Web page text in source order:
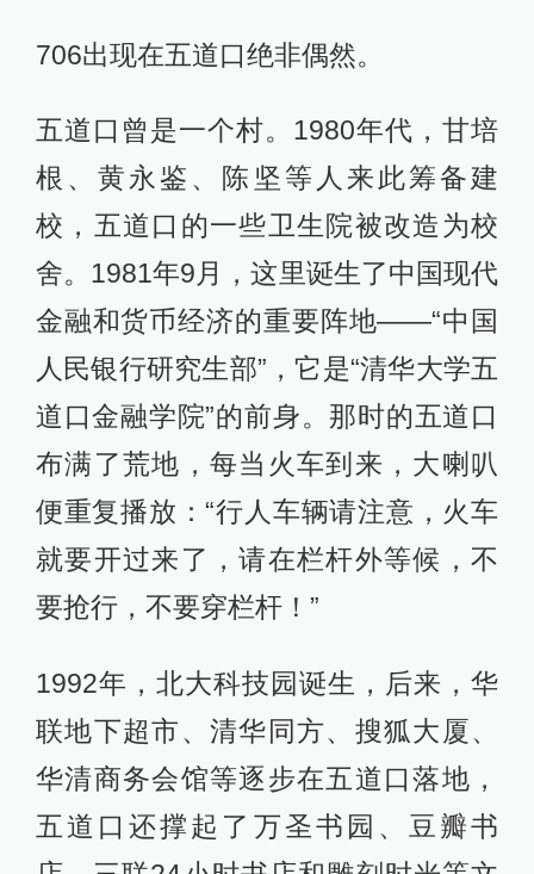
706出现在五道口绝非偶然。
五道口曾是一个村。1980年代，甘培
根、黄永鉴、陈坚等人来此筹备建
校，五道口的一些卫生院被改造为校
舍。1981年9月，这里诞生了中国现代
金融和货币经济的重要阵地——“中国
人民银行研究生部”，它是“清华大学五
道口金融学院”的前身。那时的五道口
布满了荒地，每当火车到来，大喇叭
便重复播放：“行人车辆请注意，火车
就要开过来了，请在栏杆外等候，不
要抢行，不要穿栏杆！”
1992年，北大科技园诞生，后来，华
联地下超市、清华同方、搜狐大厦、
华清商务会馆等逐步在五道口落地，
五道口还撑起了万圣书园、豆瓣书